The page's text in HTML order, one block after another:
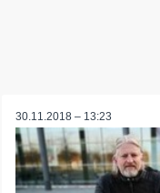
30.11.2018 – 13:23